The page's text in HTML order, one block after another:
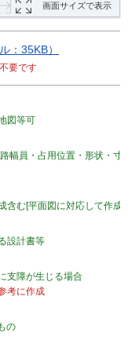
画面サイズで表示
：35KB）
要です
図等可
幅員・占用位置・形状・寸
む[平面図に対応して作成]
設計書等
支障が生じる場合
考に作成
の